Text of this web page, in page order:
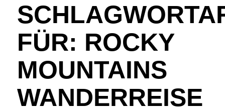
FÜR: ROCKY
MOUNTAINS
WANDERREISE